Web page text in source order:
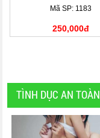
Mã SP: 1183
250,000đ
TÌNH DỤC AN TOÀN